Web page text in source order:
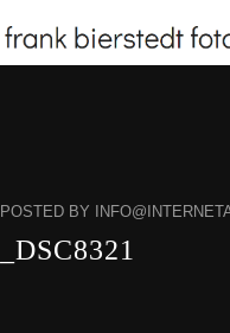
POSTED BY
_DSC8321